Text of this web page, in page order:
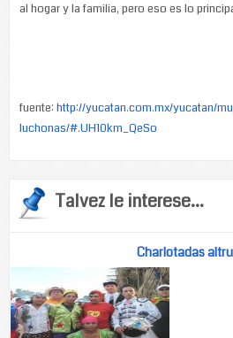
al hogar y la familia, pero eso es lo
fuente: http://yucatan.com.mx/yucatan/
luchonas/#.UH10km_QeSo
Talvez le interese...
Charlotadas